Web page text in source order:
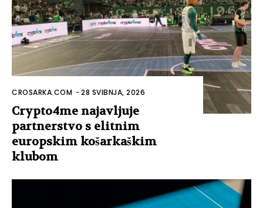
CROSARKA.COM -28 SVIBNJA, 2026
Crypto4me najavljuje
partnerstvo s elitnim
europskim košarkaškim
klubom